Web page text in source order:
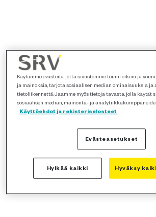
Käytämme evästeitä, jotta sivustomme toimii oikein ja
ja mainoksia, tarjota sosiaalisen median ominaisuuksia ja
tietoliikennettä. Jaamme myös tietoja tavasta, jolla käytät
sosiaalisen median, mainonta- ja
Käyttöehdot ja rekisteriselosteet
Evästeasetukset
Hylkää kaikki Hyväksy